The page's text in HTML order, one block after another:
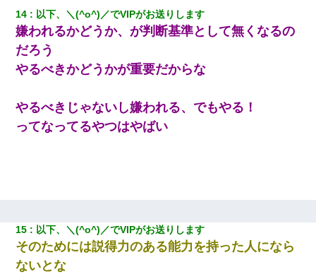
嫁を半身不随にしやがった恨みは、正直こんなもんじゃ晴れな
い）
婚活パーティーでよく会う美女がいた。こんな完璧な容姿を持っ
てしても結婚て難しいんだなぁ…と思ってた
義兄嫁「娘が大学に入ったら下宿させて」私「しつこい、学校斡
旋のアパートに行け」→ 旦那が義兄に通報したら「志望校を変え
ろ！」とキレて・・・
彼女にプロポーズしてOK貰った俺、告げられた結婚条件にブチ切
れて無事婚約破棄・・・
14 以下、＼(^o^)／でVIPがお送りします
嫌われるかどうか、が判断基準として無くなるの
だろう
やるべきかどうかが重要だからな
やるべきじゃないし嫌われる、でもやる！
ってなってるやつはやばい
15 以下、＼(^o^)／でVIPがお送りします
そのためには説得力のある能力を持った人になら
ないとな